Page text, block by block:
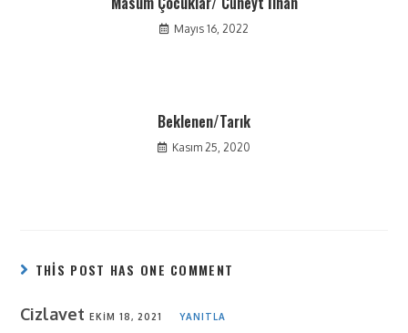
Mayıs 16, 2022
Beklenen/Tarık
Kasım 25, 2020
THIS POST HAS ONE COMMENT
CizlavetEKIM 18, 2021 YANITLA